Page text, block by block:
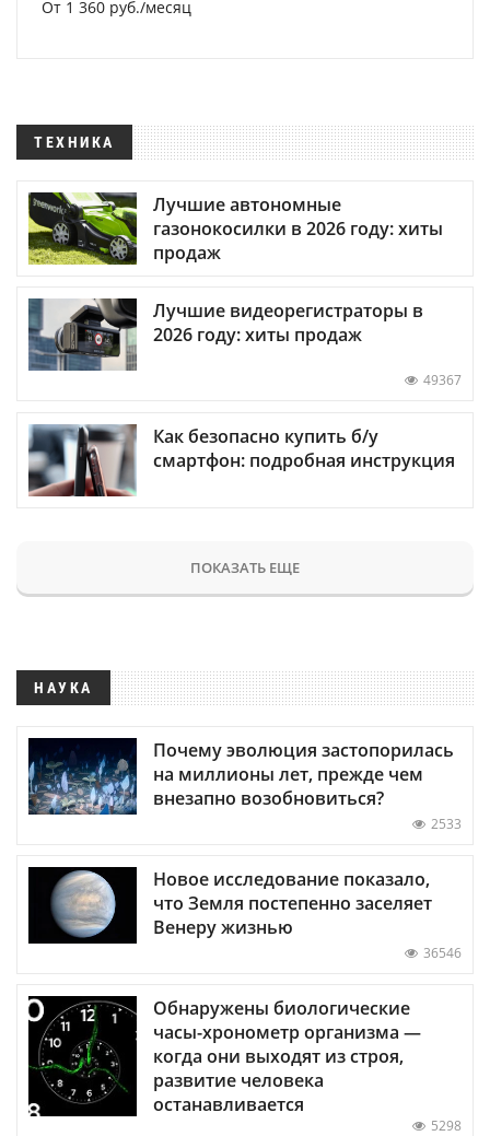
От 1 360 руб./месяц
ТЕХНИКА
Лучшие автономные
газонокосилки в 2026 году: хиты
продаж
Лучшие видеорегистраторы в
2026 году: хиты продаж
49367
Как безопасно купить б/у
смартфон: подробная инструкция
ПОКАЗАТЬ ЕЩЕ
НАУКА
Почему эволюция застопорилась
на миллионы лет, прежде чем
внезапно возобновиться?
2533
Новое исследование показало,
что Земля постепенно заселяет
Венеру жизнью
36546
Обнаружены биологические
часы-хронометр организма —
когда они выходят из строя,
развитие человека
останавливается
5298